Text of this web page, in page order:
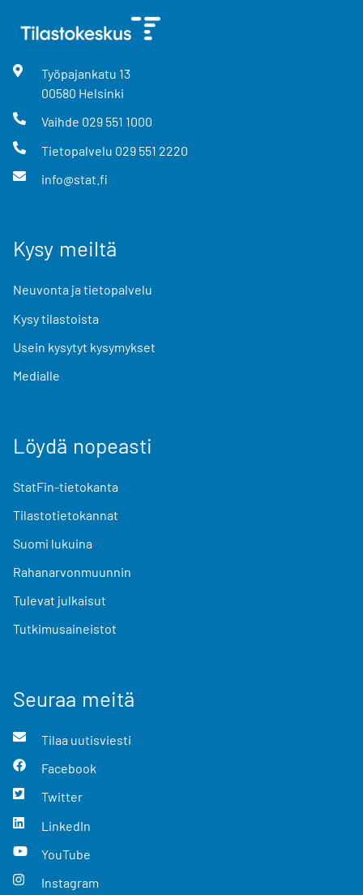
Työpajankatu 13
00580 Helsinki
Vaihde 029 551 1000
Tietopalvelu 029 551 2220
info@stat.fi
Kysy meiltä
Neuvonta ja tietopalvelu
Kysy tilastoista
Usein kysytyt kysymykset
Medialle
Löydä nopeasti
StatFin-tietokanta
Tilastotietokannat
Suomi lukuina
Rahanarvonmuunnin
Tulevat julkaisut
Tutkimusaineistot
Seuraa meitä
Tilaa uutisviesti
Facebook
Twitter
LinkedIn
YouTube
Instagram